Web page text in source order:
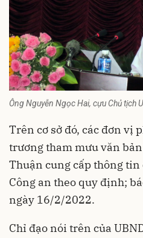
Ông Nguyễn Ngọc Hai, cựu Chủ tịch
Trên cơ sở đó, các đơn vị
trương tham mưu văn
Thuận cung cấp thông tin
Công an theo quy định;
ngày 16/2/2022.
Chỉ đạo nói trên của